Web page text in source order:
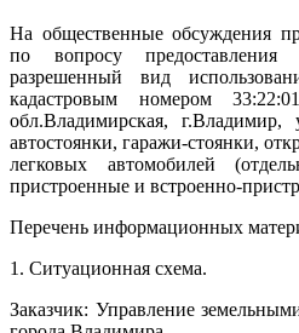
На общественные обсуждения
по вопросу
разрешенный вид
кадастровым номером
обл.Владимирская,
автостоянки, гаражи-стоянки,
легковых автомобилей
пристроенные и встроенно-
Перечень информационных
1. Ситуационная схема.
Заказчик: Управление